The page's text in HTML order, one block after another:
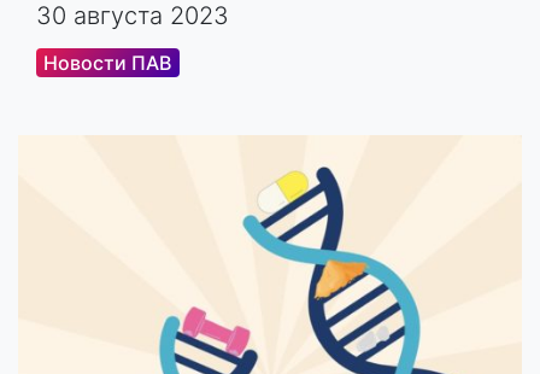
30 августа 2023
Новости ПАВ